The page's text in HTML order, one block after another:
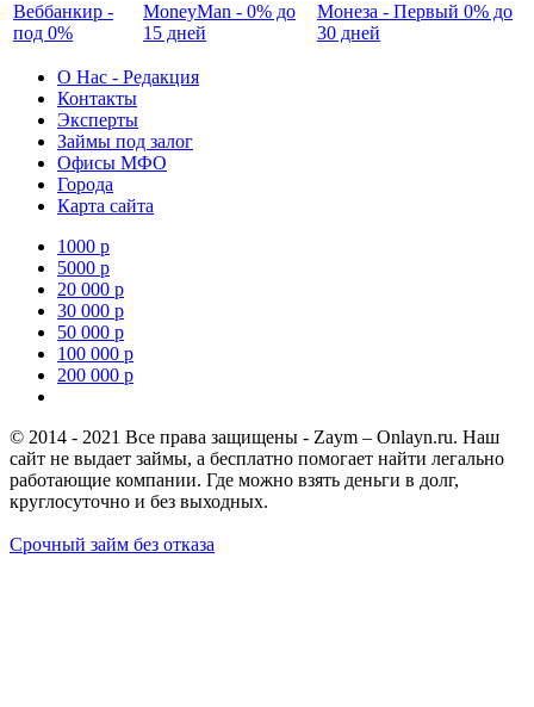
Веббанкир -
под 0%
MoneyMan - 0% до
15 дней
Монеза - Первый 0% до
30 дней
О Нас - Редакция
Контакты
Эксперты
Займы под залог
Офисы МФО
Города
Карта сайта
1000 р
5000 р
20 000 р
30 000 р
50 000 р
100 000 р
200 000 р
© 2014 - 2021 Все права защищены - Zaym – Onlayn.ru. Наш
сайт не выдает займы, а бесплатно помогает найти легально
работающие компании. Где можно взять деньги в долг,
круглосуточно и без выходных.
Срочный займ без отказа